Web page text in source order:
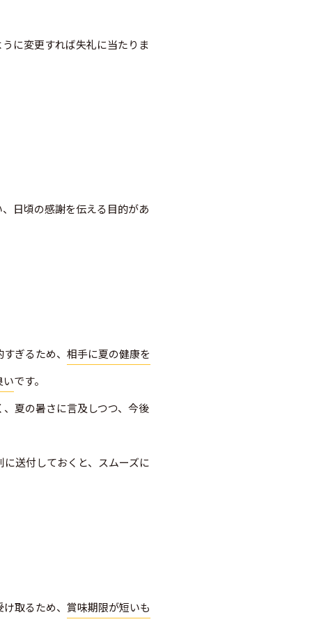
に変更すれば失礼に当たりま
日頃の感謝を伝える目的があ
ぎるため、 相手に夏の健康を
いです。
夏の暑さに言及しつつ、今後
送付しておくと、スムーズに
取るため、 賞味期限が短いも